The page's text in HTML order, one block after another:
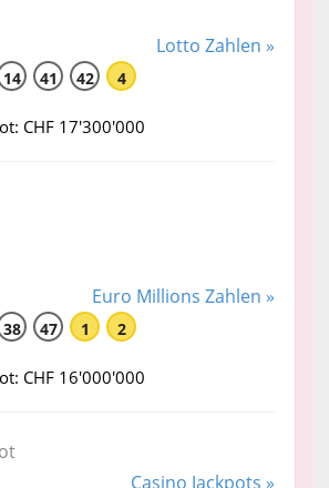
Lotto Zahlen »
14 41 42 4
CHF 17'300'000
Euro Millions Zahlen »
38 47 1 2
CHF 16'000'000
Casino Jackpots »